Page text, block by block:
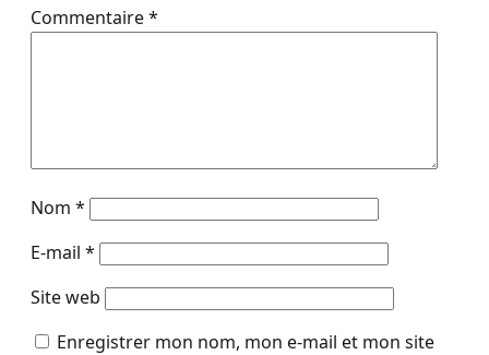
Commentaire*
Nom *
E-mail *
Site web
Enregistrer mon nom, mon e-mail et mon site